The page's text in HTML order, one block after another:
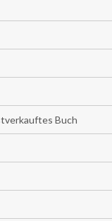
Buch